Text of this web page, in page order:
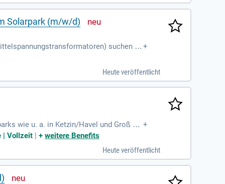
Solarpark (m/w/d)
suchen wi
Anlagen
+
Heute veröffentlicht
wie u. a. in Ketzin/Havel und Groß Be +
| Vollzeit |+weitere Benefits
Heute veröffentlicht